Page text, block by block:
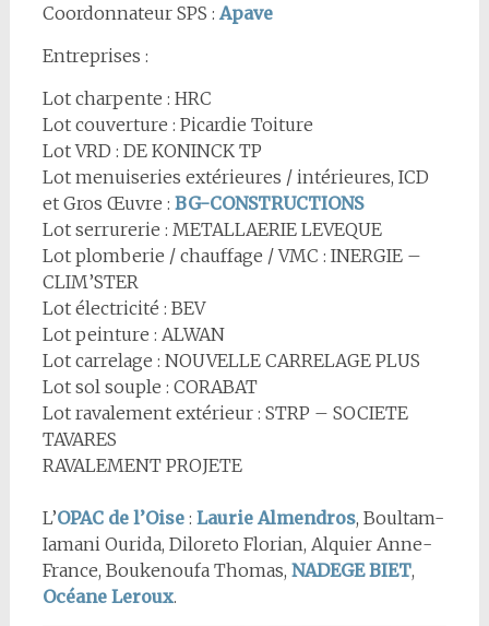
Coordonnateur SPS : Apave
Entreprises :
Lot charpente : HRC
Lot couverture : Picardie Toiture
Lot VRD : DE KONINCK TP
Lot menuiseries extérieures / intérieures, ICD
et Gros Œuvre : BG-CONSTRUCTIONS
Lot serrurerie : METALLAERIE LEVEQUE
Lot plomberie / chauffage / VMC : INERGIE –
CLIM’STER
Lot électricité : BEV
Lot peinture : ALWAN
Lot carrelage : NOUVELLE CARRELAGE PLUS
Lot sol souple : CORABAT
Lot ravalement extérieur : STRP – SOCIETE
TAVARES
RAVALEMENT PROJETE
L’OPAC de l’Oise: Laurie Almendros, Boultam-
Iamani Ourida, Diloreto Florian, Alquier Anne-
France, Boukenoufa Thomas, NADEGE BIET,
Océane Leroux.